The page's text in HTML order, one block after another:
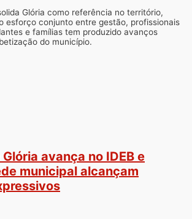
Glória como referência no território,
esforço conjunto entre gestão, profissionais
e famílias tem produzido avanços
do município.
avança no IDEB e
municipal alcançam